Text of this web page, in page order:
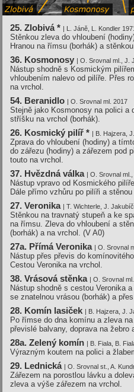
25. Zlobivá * | L. Jáně, L. Kondler
Stěnkou zleva do vhloubení
Hranou na římsu (borhák) a stěnkou
36. Kosmonosy | O. Srovnal ml., J.
Nástup shodně s Kosmickým
vhloubením nalevo od pilíře. Přes
na vrchol.
54. Beranidlo | O. Srovnal ml. 2017
Stejně jako Kosmonosy na polici a
stříšku na vrchol (borhák).
26. Kosmický pilí­ř * | B. Hajzera,
Zprava do vhloubení (hodiny) a
do zářezu (hodiny) a zářezem pod
touto na vrchol.
37. Hvězdná válka | O. Srovnal
Nástup vpravo od Kosmického
Dále přímo vzhůru po pilíři a stěnou
27. Veronika | T. Wichterle, J.
Stěnkou na travnatý stupeň a ke
na římsu. Zleva do vhloubení a
(borhák) a na vrchol. (V A0)
27a. Přímá Veronika | O. Srovnal
Nástup přes převis do
Cestou Veronika na vrchol.
38. Vrásová stěnka | O. Srovnal
Nástup shodně s cestou Veronika
se znatelnou vrásou (borhák) a
28. Komí­n lasiček | B. Hajzera, J.
Po římse do dna komínu a zleva
převislé balvany, doprava na žebro
28a. Zelený komín | B. Fiala, B.
Výrazným koutem na polici a
29. Lednická | O. Srovnal st., A.
Zářezem na porostlou lávku a
zleva a výše zářezem na vrchol.